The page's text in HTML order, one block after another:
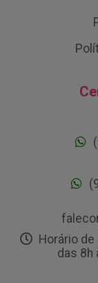
Horário
das 8h